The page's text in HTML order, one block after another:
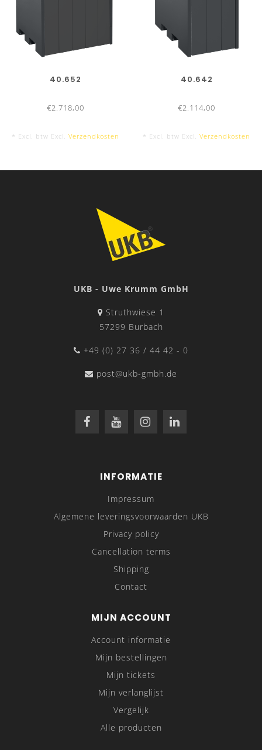
40.652
€2.718,00
* Excl. btw Excl. Verzendkosten
40.642
€2.114,00
* Excl. btw Excl. Verzendkosten
UKB - Uwe Krumm GmbH
Struthwiese 1
57299 Burbach
+49 (0) 27 36 / 44 42 - 0
post@ukb-gmbh.de
INFORMATIE
Impressum
Algemene leveringsvoorwaarden UKB
Privacy policy
Cancellation terms
Shipping
Contact
MIJN ACCOUNT
Account informatie
Mijn bestellingen
Mijn tickets
Mijn verlanglijst
Vergelijk
Alle producten